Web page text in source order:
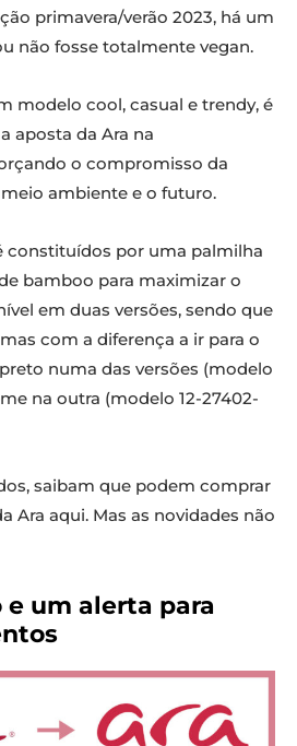
primavera/verão 2023, há um
não fosse totalmente vegan.
modelo cool, casual e trendy, é
aposta da Ara na
o compromisso da
ambiente e o futuro.
constituídos por uma palmilha
bamboo para maximizar o
em duas versões, sendo que
com a diferença a ir para o
numa das versões (modelo
na outra (modelo 12-27402-
saibam que podem comprar
Ara aqui. Mas as novidades não
e um alerta para